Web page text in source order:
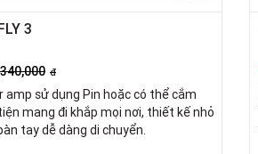
3
đ
amp sử dụng Pin hoặc có thể cắm
mang đi khắp mọi nơi, thiết kế nhỏ
tay dễ dàng di chuyển.